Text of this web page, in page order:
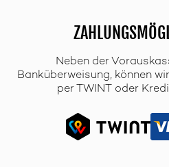
Neben der
Banküberweisung, können
per TWINT oder